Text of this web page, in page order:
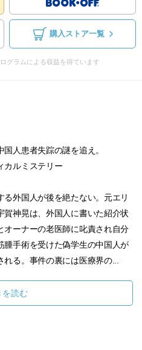
購入ストア一覧
グラムによる収益を得ています
人患者失踪の謎を追え。
ルミステリー
外国人が後を絶たない。元エリ
賀神晃は、外国人に書いた紹介状
オーナーの老医師に叱責され自分
腫手術を受けた偽学生の中国人が
る。事件の裏には医療界の...
を読む